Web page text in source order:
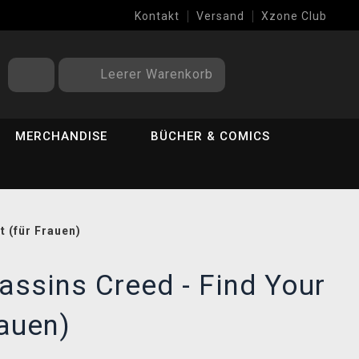
Kontakt Versand Xzone Club
Leerer Warenkorb
MERCHANDISE BÜCHER & COMICS
(für Frauen)
Creed - Find Your